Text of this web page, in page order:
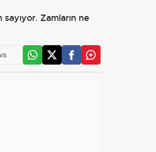
sayıyor. Zamların ne